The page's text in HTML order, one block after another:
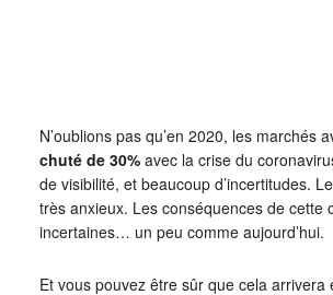
N’oublions pas qu’en 2020, les marchés
chuté de 30%avec la crise du
de visibilité, et beaucoup d’incertitudes.
très anxieux. Les conséquences de cette
incertaines… un peu comme aujourd’hui.
Et vous pouvez être sûr que cela arrivera